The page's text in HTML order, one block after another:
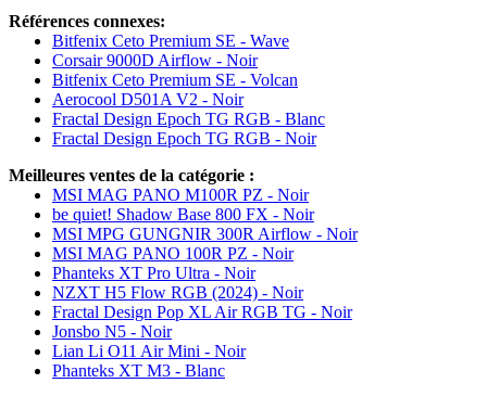
Références connexes:
Bitfenix Ceto Premium SE - Wave
Corsair 9000D Airflow - Noir
Bitfenix Ceto Premium SE - Volcan
Aerocool D501A V2 - Noir
Fractal Design Epoch TG RGB - Blanc
Fractal Design Epoch TG RGB - Noir
Meilleures ventes de la catégorie :
MSI MAG PANO M100R PZ - Noir
be quiet! Shadow Base 800 FX - Noir
MSI MPG GUNGNIR 300R Airflow - Noir
MSI MAG PANO 100R PZ - Noir
Phanteks XT Pro Ultra - Noir
NZXT H5 Flow RGB (2024) - Noir
Fractal Design Pop XL Air RGB TG - Noir
Jonsbo N5 - Noir
Lian Li O11 Air Mini - Noir
Phanteks XT M3 - Blanc